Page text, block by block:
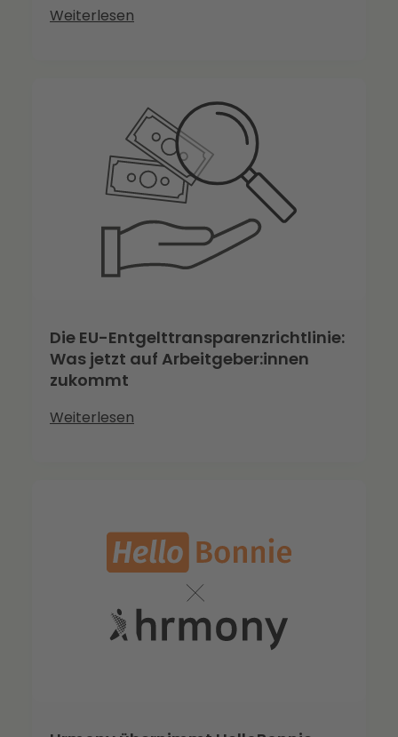
Weiterlesen
Die EU-Entgelttransparenzrichtlinie:
Was jetzt auf Arbeitgeber:innen
zukommt
Weiterlesen